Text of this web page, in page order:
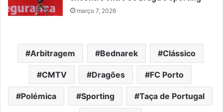
março 7, 2026
Arbitragem Bednarek Clássico
CMTV Dragões FC Porto
Polémica Sporting Taça de Portugal